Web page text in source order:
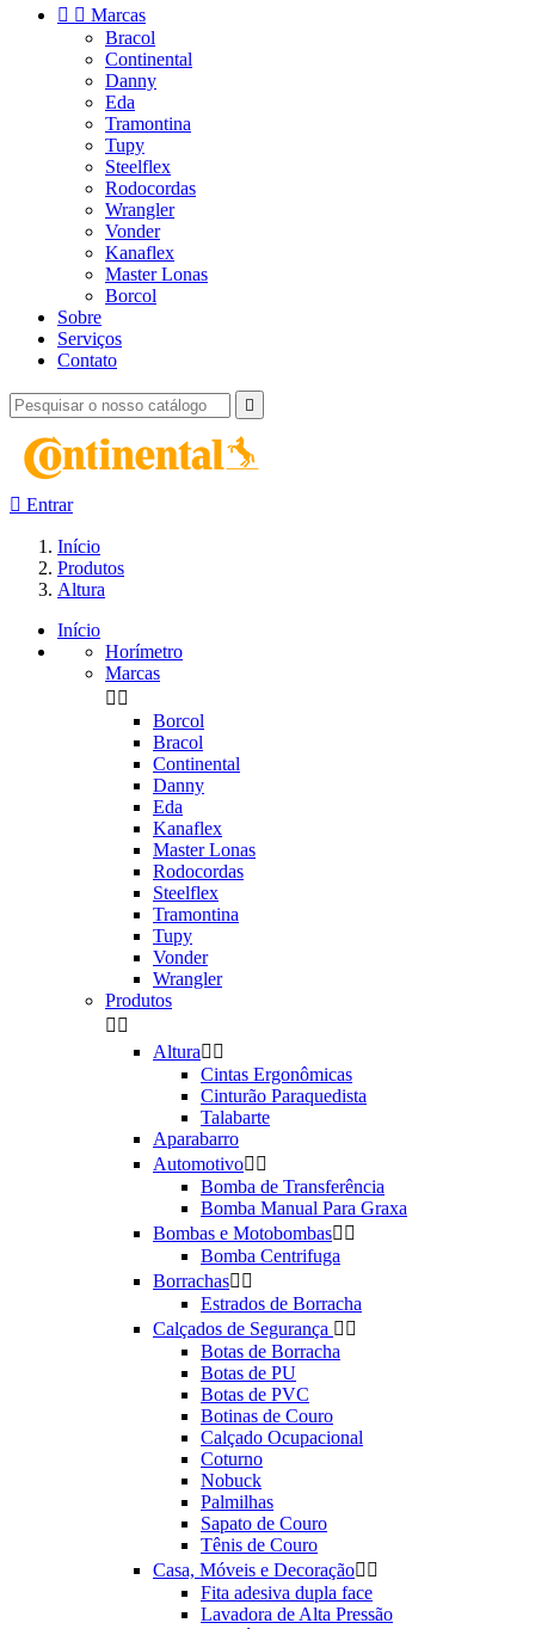
  Marcas
Bracol
Continental
Danny
Eda
Tramontina
Tupy
Steelflex
Rodocordas
Wrangler
Vonder
Kanaflex
Master Lonas
Borcol
Sobre
Serviços
Contato

 Entrar
Início
Produtos
Altura
Início
Horímetro
Marcas
 
Borcol
Bracol
Continental
Danny
Eda
Kanaflex
Master Lonas
Rodocordas
Steelflex
Tramontina
Tupy
Vonder
Wrangler
Produtos
 
Altura 
Cintas Ergonômicas
Cinturão Paraquedista
Talabarte
Aparabarro
Automotivo 
Bomba de Transferência
Bomba Manual Para Graxa
Bombas e Motobombas 
Bomba Centrifuga
Borrachas 
Estrados de Borracha
Calçados de Segurança  
Botas de Borracha
Botas de PU
Botas de PVC
Botinas de Couro
Calçado Ocupacional
Coturno
Nobuck
Palmilhas
Sapato de Couro
Tênis de Couro
Casa, Móveis e Decoração 
Fita adesiva dupla face
Lavadora de Alta Pressão